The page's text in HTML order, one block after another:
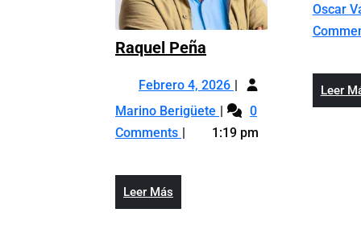
Raquel Peña
Febrero 4, 2026 Febrero
4,
2026
Marino Berigüete Raquel
Peña
0
Comments
1:19 pm
Leer Más
Más
Oscar
Leer